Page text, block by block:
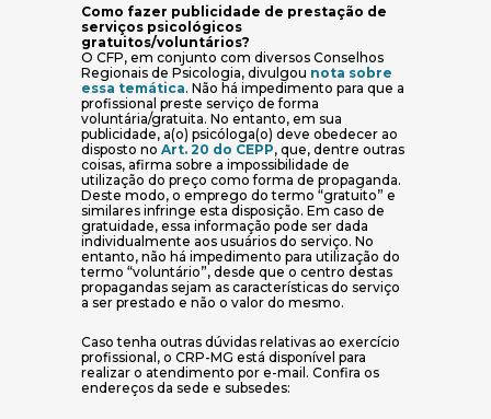
Como fazer publicidade de prestação de
serviços psicológicos
gratuitos/voluntários?
O CFP, em conjunto com diversos Conselhos
Regionais de Psicologia, divulgou nota sobre
essa temática(abre em nova janela)
. Não há impedimento para que a
profissional preste serviço de forma
voluntária/gratuita. No entanto, em sua
publicidade, a(o) psicóloga(o) deve obedecer ao
disposto no Art. 20 do CEPP(abre em nova janela)
, que, dentre outras
coisas, afirma sobre a impossibilidade de
utilização do preço como forma de propaganda.
Deste modo, o emprego do termo “gratuito” e
similares infringe esta disposição. Em caso de
gratuidade, essa informação pode ser dada
individualmente aos usuários do serviço. No
entanto, não há impedimento para utilização do
termo “voluntário”, desde que o centro destas
propagandas sejam as características do serviço
a ser prestado e não o valor do mesmo.
Caso tenha outras dúvidas relativas ao exercício
profissional, o CRP-MG está disponível para
realizar o atendimento por e-mail. Confira os
endereços da sede e subsedes: